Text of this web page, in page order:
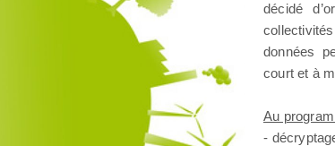
décidé
données
court et à
Au
-